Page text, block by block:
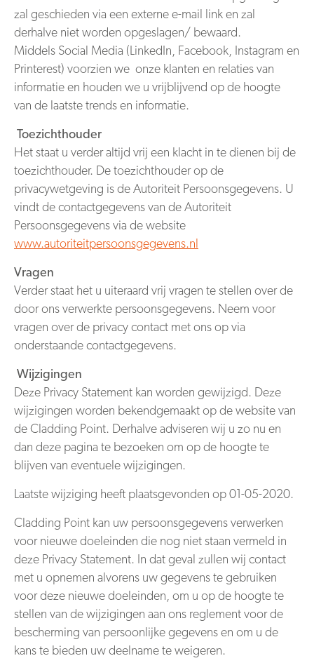
zal geschieden via een externe e-mail link en zal
derhalve niet worden opgeslagen/ bewaard.
Middels Social Media (LinkedIn, Facebook, Instagram en
Printerest) voorzien we onze klanten en relaties van
informatie en houden we u vrijblijvend op de hoogte
van de laatste trends en informatie.
Toezichthouder
Het staat u verder altijd vrij een klacht in te dienen bij de
toezichthouder. De toezichthouder op de
privacywetgeving is de Autoriteit Persoonsgegevens. U
vindt de contactgegevens van de Autoriteit
Persoonsgegevens via de website
www.autoriteitpersoonsgegevens.nl
Vragen
Verder staat het u uiteraard vrij vragen te stellen over de
door ons verwerkte persoonsgegevens. Neem voor
vragen over de privacy contact met ons op via
onderstaande contactgegevens.
Wijzigingen
Deze Privacy Statement kan worden gewijzigd. Deze
wijzigingen worden bekendgemaakt op de website van
de Cladding Point. Derhalve adviseren wij u zo nu en
dan deze pagina te bezoeken om op de hoogte te
blijven van eventuele wijzigingen.
Laatste wijziging heeft plaatsgevonden op 01-05-2020.
Cladding Point kan uw persoonsgegevens verwerken
voor nieuwe doeleinden die nog niet staan vermeld in
deze Privacy Statement. In dat geval zullen wij contact
met u opnemen alvorens uw gegevens te gebruiken
voor deze nieuwe doeleinden, om u op de hoogte te
stellen van de wijzigingen aan ons reglement voor de
bescherming van persoonlijke gegevens en om u de
kans te bieden uw deelname te weigeren.